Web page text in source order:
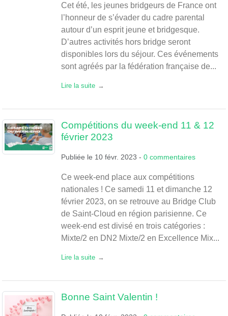
Cet été, les jeunes bridgeurs de France ont
l’honneur de s’évader du cadre parental
autour d’un esprit jeune et bridgesque.
D’autres activités hors bridge seront
disponibles lors du séjour. Ces événements
sont agréés par la fédération française de...
Lire la suite
Compétitions du week-end 11 & 12
février 2023
Publiée le 10 févr. 2023 - 0 commentaires
Ce week-end place aux compétitions
nationales ! Ce samedi 11 et dimanche 12
février 2023, on se retrouve au Bridge Club
de Saint-Cloud en région parisienne. Ce
week-end est divisé en trois catégories :
Mixte/2 en DN2 Mixte/2 en Excellence Mix...
Lire la suite
Bonne Saint Valentin !